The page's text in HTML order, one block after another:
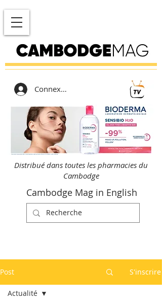
Connexion
Distribué dans toutes les pharmacies du
Cambodge
Cambodge Mag in English
Post S'inscrire
Actualité